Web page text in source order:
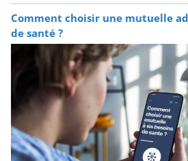
Comment choisir une mutuelle
de santé ?